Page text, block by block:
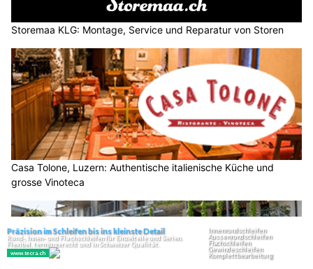
Storemaa KLG: Montage, Service und Reparatur von Storen
Casa Tolone, Luzern: Authentische italienische Küche und
grosse Vinoteca